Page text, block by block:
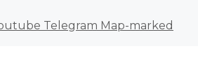
Telegram Map-marked